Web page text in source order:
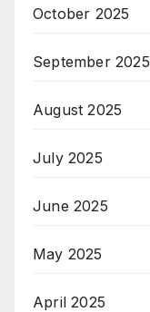
October 2025
September 2025
August 2025
July 2025
June 2025
May 2025
April 2025